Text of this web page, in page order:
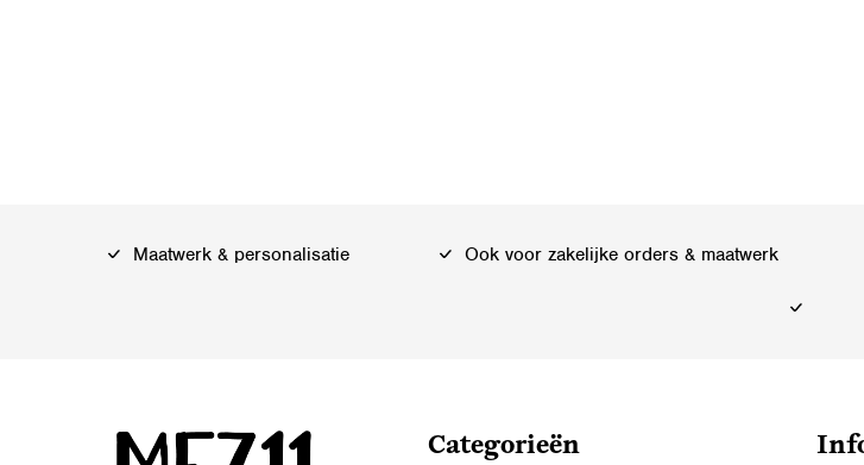
Maatwerk & personalisatie Ook voor zakelijke orders & maatwerk
Categorieën